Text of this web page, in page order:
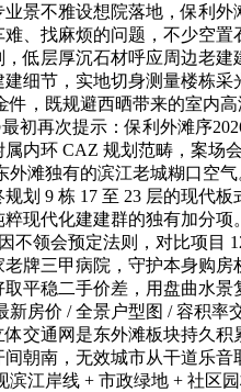
景不雅设想院落地，保利
、找麻烦的问题，不少空
低层厚沉石材呼应周边老
细节，实地切身测量楼栋
，既规避西晒带来的室内
初再次提示：保利外滩序
内环 CAZ 规划范畴，案场
滩独有的滨江老城糊口空
9 栋 17 至 23 层的现代
代化建建群的独有加分项
领会预定法则，对比项目
牌三甲病院，守护本身购
平稳二手价差，用盘曲水
房价 / 全景户型图 / 容积率
交通网是东外滩板块持久积
朝南，无效城市从干道乐
江岸线 + 市政绿地 + 社区